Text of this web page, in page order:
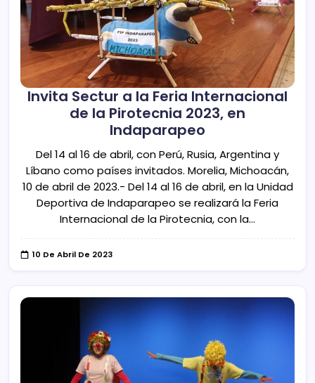
Invita Sectur a la Feria Internacional
de la Pirotecnia 2023, en
Indaparapeo
Del 14 al 16 de abril, con Perú, Rusia, Argentina y
Líbano como países invitados. Morelia, Michoacán,
10 de abril de 2023.- Del 14 al 16 de abril, en la Unidad
Deportiva de Indaparapeo se realizará la Feria
Internacional de la Pirotecnia, con la…
10 De Abril De 2023